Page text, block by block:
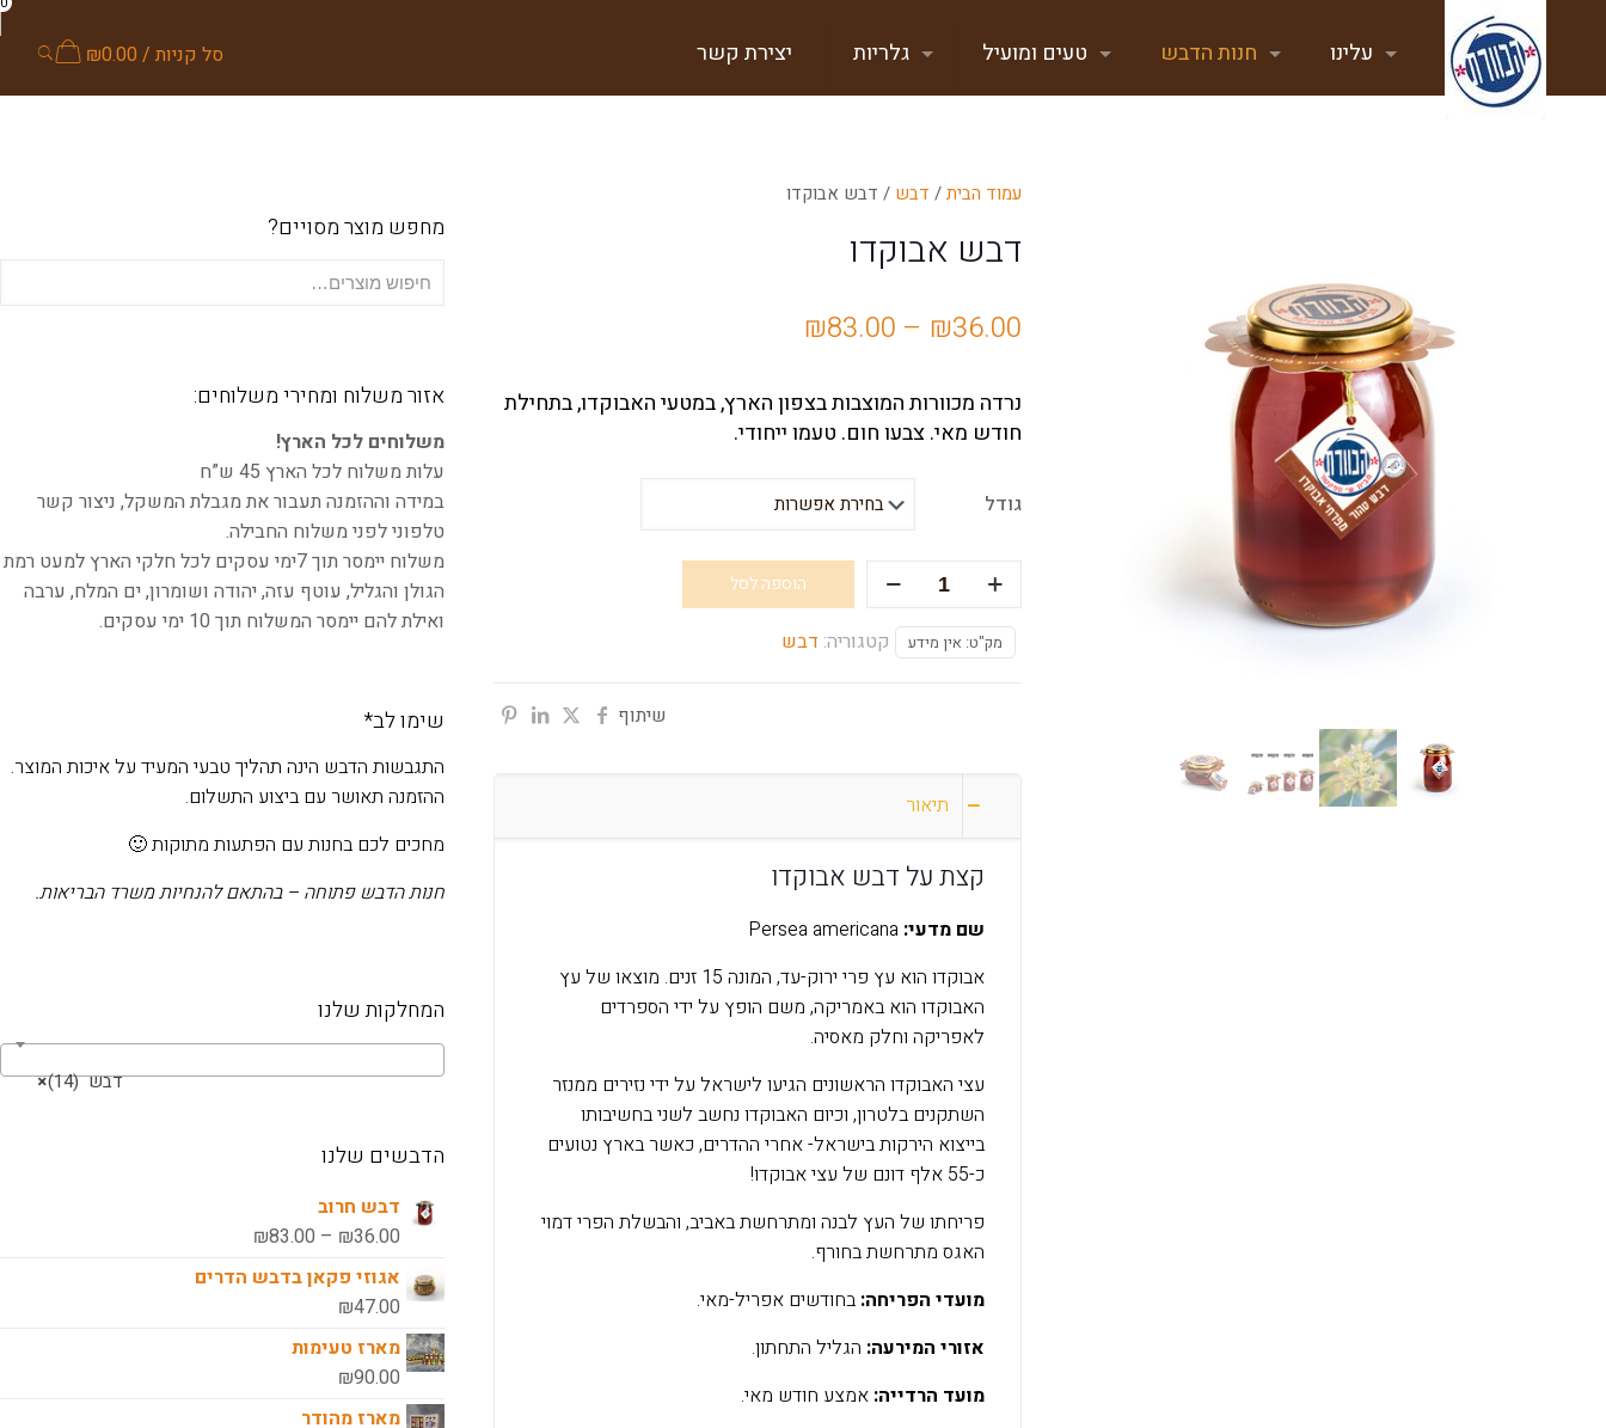
עלינו חנות הדבש טעים ומועיל גלריות יצירת קשר סל קניות / ₪0.00
עמוד הבית/ דבש / דבש אבוקדו
דבש אבוקדו
₪36.00
–
₪83.00 טווח
⁦₪36.00⁩
עד
נרדה מכוורות המוצבות בצפון הארץ, במטעי האבוקדו, בתחילת
חודש מאי. צבעו חום. טעמו ייחודי.
גודל
דבש
אבוקדו
הוספה לסל
מק"ט: אין מידע קטגוריה: דבש
שיתוף
תיאור
קצת על דבש אבוקדו
שם מדעי:
אבוקדו הוא עץ פרי ירוק-עד, המונה 15 זנים. מוצאו של עץ
האבוקדו הוא באמריקה, משם הופץ על ידי הספרדים
לאפריקה וחלק מאסיה.
עצי האבוקדו הראשונים הגיעו לישראל על ידי נזירים ממנזר
השתקנים בלטרון, וכיום האבוקדו נחשב לשני בחשיבותו
בייצוא הירקות בישראל- אחרי ההדרים, כאשר בארץ נטועים
כ-55 אלף דונם של עצי אבוקדו!
פריחתו של העץ לבנה ומתרחשת באביב, והבשלת הפרי דמוי
האגס מתרחשת בחורף.
מועדי הפריחה: בחודשים אפריל-מאי.
אזורי המירעה: הגליל התחתון.
מועד הרדייה: אמצע חודש מאי.
מחפש מוצר מסויים?
אזור משלוח ומחירי משלוחים:
משלוחים לכל הארץ!
עלות משלוח לכל הארץ 45 ש”ח
במידה וההזמנה תעבור את מגבלת המשקל, ניצור קשר
טלפוני לפני משלוח החבילה.
משלוח יימסר תוך 7ימי עסקים לכל חלקי הארץ למעט רמת
הגולן והגליל, עוטף עזה, יהודה ושומרון, ים המלח, ערבה
ואילת להם יימסר המשלוח תוך 10 ימי עסקים.
שימו לב*
התגבשות הדבש הינה תהליך טבעי המעיד על איכות המוצר.
ההזמנה תאושר עם ביצוע התשלום.
מחכים לכם בחנות עם הפתעות מתוקות 🙂
חנות הדבש פתוחה – בהתאם להנחיות משרד הבריאות.
המחלקות שלנו
× דבש (14)
הדבשים שלנו
דבש חרוב
₪36.00
–
₪83.00 טווח
מחירים:
אגוזי פקאן בדבש הדרים
₪47.00
מארז טעימות
₪90.00
מארז מהודר